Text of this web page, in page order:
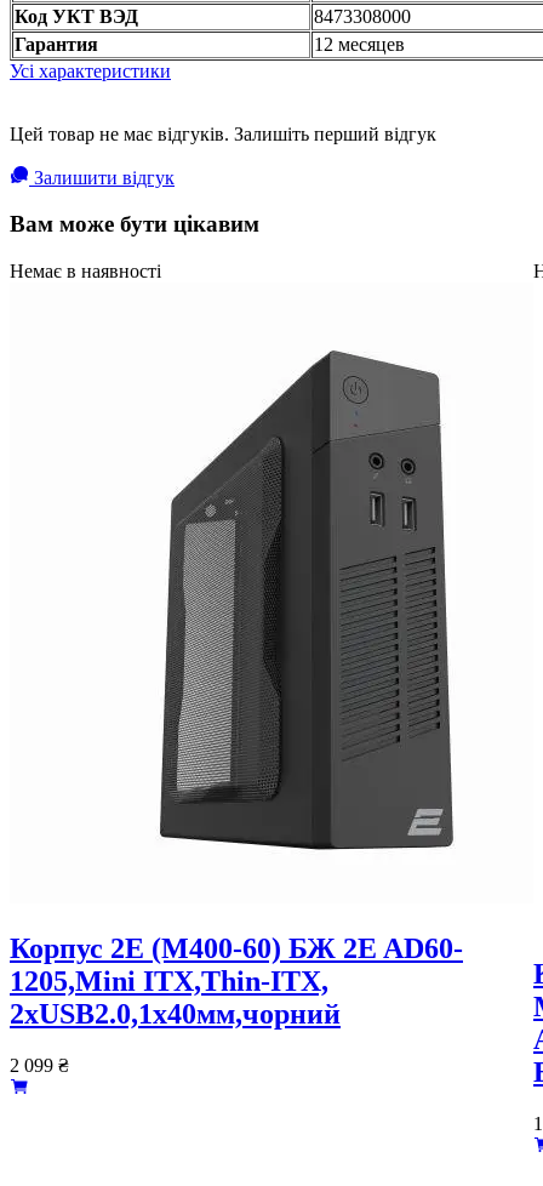
Код УКТ ВЭД
8473308000
Гарантия
12 месяцев
Усі характеристики
Цей товар не має відгуків. Залишіть перший відгук
Залишити відгук
Вам може бути цікавим
Немає в наявності
Корпус 2E (M400-60) БЖ 2E AD60-
1205,Mini ITX,Thin-ITX,
2xUSB2.0,1x40мм,чорний
2 099 ₴